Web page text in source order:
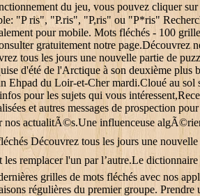
du jeu, vous pouvez cliquer
"P ris", "P.ris", "P,ris" ou "P*ris"
pour mobile. Mots fléchés - 100
gratuitement notre page.Découvrez
tous les jours une nouvelle partie de
d'été de l'Arctique à son deuxième
du Loir-et-Cher mardi.Cloué au sol
pour les sujets qui vous
et autres messages de prospection
influenceuse
Découvrez tous les jours une
remplacer l'un par l’autre.Le
grilles de mots fléchés avec nos
régulières du premier groupe.